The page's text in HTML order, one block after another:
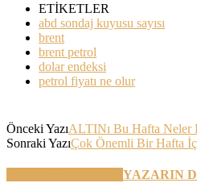
ETİKETLER
abd sondaj kuyusu sayısı
brent
brent petrol
dolar endeksi
petrol fiyatı ne olur
Önceki YazıALTINı Bu Hafta Neler
Sonraki YazıÇok Önemli Bir Hafta
YAZARIN